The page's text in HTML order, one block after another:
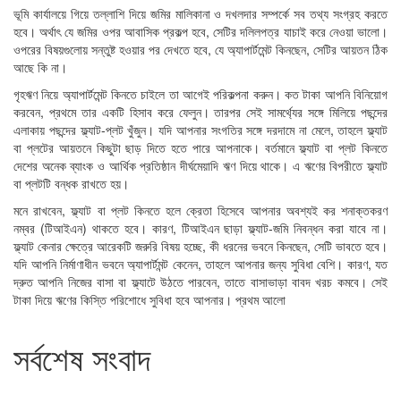
ভূমি কার্যালয়ে গিয়ে তল্লাশি দিয়ে জমির মালিকানা ও দখলদার সম্পর্কে সব তথ্য সংগ্রহ করতে
হবে। অর্থাৎ যে জমির ওপর আবাসিক প্রকল্প হবে, সেটির দলিলপত্র যাচাই করে নেওয়া ভালো।
ওপরের বিষয়গুলোয় সন্তুষ্ট হওয়ার পর দেখতে হবে, যে অ্যাপার্টমেন্ট কিনছেন, সেটির আয়তন ঠিক
আছে কি না।
গৃহঋণ নিয়ে অ্যাপার্টমেন্ট কিনতে চাইলে তা আগেই পরিকল্পনা করুন। কত টাকা আপনি বিনিয়োগ
করবেন, প্রথমে তার একটি হিসাব করে ফেলুন। তারপর সেই সামর্থ্যের সঙ্গে মিলিয়ে পছন্দের
এলাকায় পছন্দের ফ্ল্যাট-প্লট খুঁজুন। যদি আপনার সংগতির সঙ্গে দরদামে না মেলে, তাহলে ফ্ল্যাট
বা প্লটের আয়তনে কিছুটা ছাড় দিতে হতে পারে আপনাকে। বর্তমানে ফ্ল্যাট বা প্লট কিনতে
দেশের অনেক ব্যাংক ও আর্থিক প্রতিষ্ঠান দীর্ঘমেয়াদি ঋণ দিয়ে থাকে। এ ঋণের বিপরীতে ফ্ল্যাট
বা প্লটটি বন্ধক রাখতে হয়।
মনে রাখবেন, ফ্ল্যাট বা প্লট কিনতে হলে ক্রেতা হিসেবে আপনার অবশ্যই কর শনাক্তকরণ
নম্বর (টিআইএন) থাকতে হবে। কারণ, টিআইএন ছাড়া ফ্ল্যাট-জমি নিবন্ধন করা যাবে না।
ফ্ল্যাট কেনার ক্ষেত্রে আরেকটি জরুরি বিষয় হচ্ছে, কী ধরনের ভবনে কিনছেন, সেটি ভাবতে হবে।
যদি আপনি নির্মাণাধীন ভবনে অ্যাপার্টমন্ট কেনেন, তাহলে আপনার জন্য সুবিধা বেশি। কারণ, যত
দ্রুত আপনি নিজের বাসা বা ফ্ল্যাটে উঠতে পারবেন, তাতে বাসাভাড়া বাবদ খরচ কমবে। সেই
টাকা দিয়ে ঋণের কিস্তি পরিশোধে সুবিধা হবে আপনার। প্রথম আলো
সর্বশেষ সংবাদ